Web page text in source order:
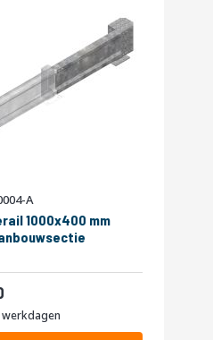
A
1000x400 mm
werkdagen